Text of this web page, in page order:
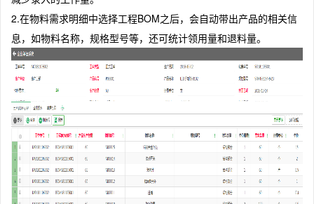
2.在物料需求明细中选择工程BOM之后，会自动带出产品的相关信
息，如物料名称，规格型号等，还可统计领用量和退料量。